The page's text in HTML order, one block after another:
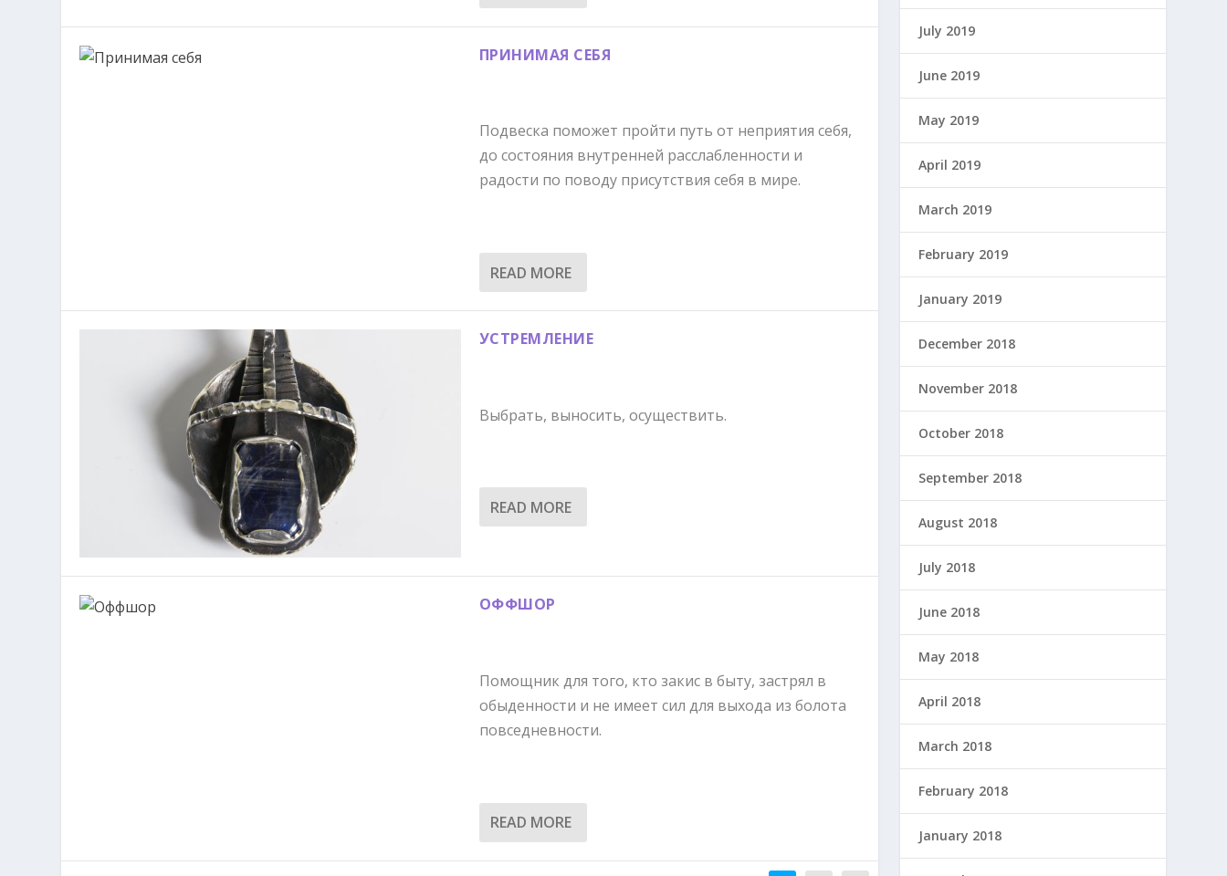
ПРИНИМАЯ СЕБЯ
Подвеска поможет пройти путь от неприятия себя,
до состояния внутренней расслабленности и
радости по поводу присутствия себя в мире.
READ MORE
УСТРЕМЛЕНИЕ
Выбрать, выносить, осуществить.
READ MORE
ОФФШОР
Помощник для того, кто закис в быту, застрял в
обыденности и не имеет сил для выхода из болота
повседневности.
READ MORE
July 2019
June 2019
May 2019
April 2019
March 2019
February 2019
January 2019
December 2018
November 2018
October 2018
September 2018
August 2018
July 2018
June 2018
May 2018
April 2018
March 2018
February 2018
January 2018